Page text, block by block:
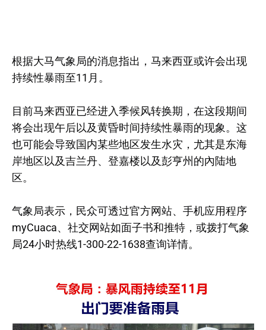
根据大马气象局的消息指出，马来西亚或许会出现
持续性暴雨至11月。
目前马来西亚已经进入季候风转换期，在这段期间
将会出现午后以及黄昏时间持续性暴雨的现象。这
也可能会导致国内某些地区发生水灾，尤其是东海
岸地区以及吉兰丹、登嘉楼以及彭亨州的內陆地
区。
气象局表示，民众可透过官方网站、手机应用程序
myCuaca、社交网站如面子书和推特，或拨打气象
局24小时热线1-300-22-1638查询详情。